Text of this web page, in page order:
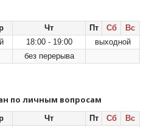
Чт Пт Сб
Вс
18:00 - 19:00
выходной
без перерыва
по личным вопросам
Чт Пт Сб
Вс